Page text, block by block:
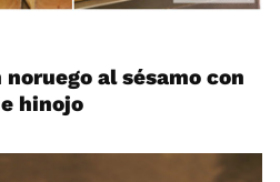
al sésamo con
hinojo